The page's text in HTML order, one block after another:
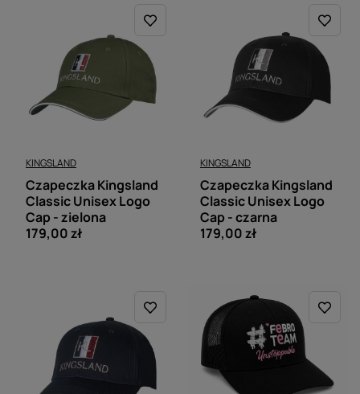
KINGSLAND
Czapeczka Kingsland
Classic Unisex Logo
Cap - zielona
179,00 zł
KINGSLAND
Czapeczka Kingsland
Classic Unisex Logo
Cap - czarna
179,00 zł